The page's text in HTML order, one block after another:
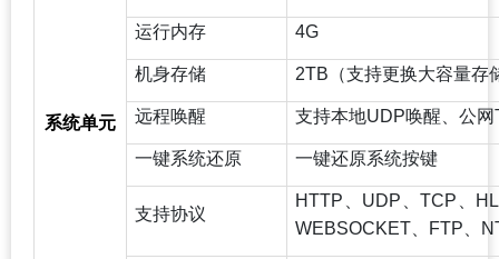
系统单元
运行内存 4G
机身存储 2TB （支持更换大容量存
远程唤醒 支持本地UDP唤醒、公
一键系统还原 一键还原系统按键
支持协议
HTTP 、UDP、TCP、
WEBSOCKET、FTP、